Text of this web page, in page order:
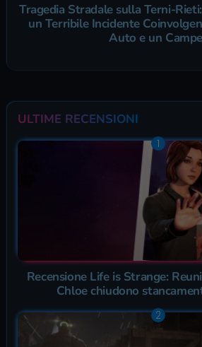
Tragedia Stradale sulla Terni-
un Terribile Incidente
Auto e un
ULTIME RECENSIONI
Recensione Life is Strange:
Chloe chiudono